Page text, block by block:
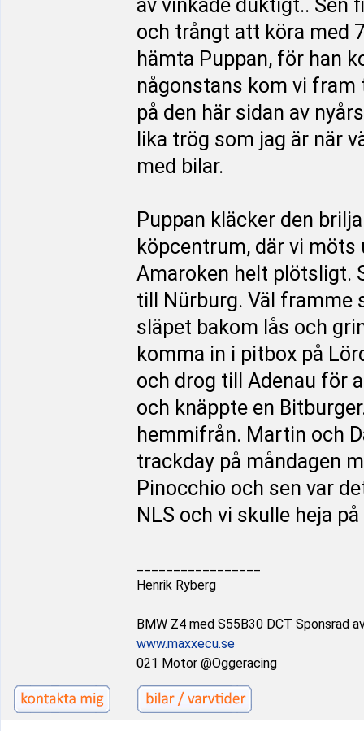
av vinkade duktigt.. Sen
och trångt att köra med
hämta Puppan, för han
någonstans kom vi
på den här sidan av
lika trög som jag är när
med bilar.
Puppan kläcker den
köpcentrum, där vi möts
Amaroken helt plötsligt.
till Nürburg. Väl framme
släpet bakom lås och
komma in i pitbox på
och drog till Adenau för
och knäppte en
hemmifrån. Martin och
trackday på måndagen
Pinocchio och sen var
NLS och vi skulle heja
Henrik Ryberg
BMW Z4 med S55B30 DCT Sponsrad
www.maxxecu.se
021 Motor @Oggeracing